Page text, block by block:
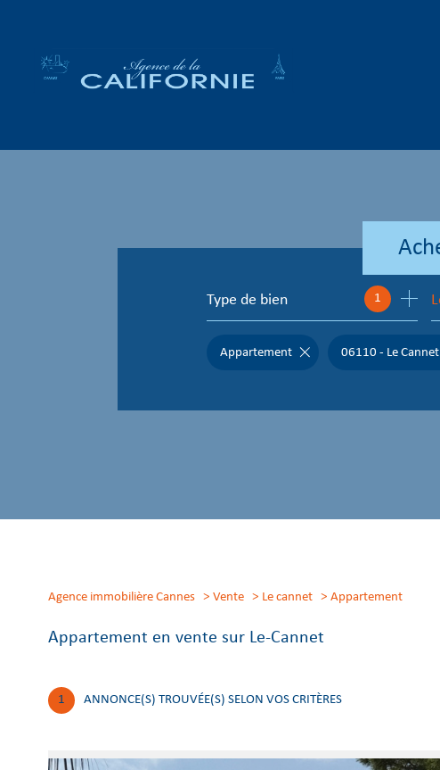
de
Type de bien 1
Appartement 06110 - Le Cannet
Agence immobilière Cannes Vente Le cannet appartement
Appartement en vente sur Le-Cannet
1 ANNONCE(S) TROUVÉE(S) SELON VOS CRITÈRES